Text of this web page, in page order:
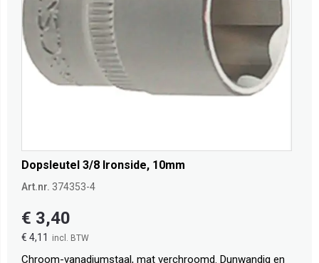
Dopsleutel 3/8 Ironside, 10mm
Art.nr. 374353-4
€ 4,11
€ 3,40
Chroom-vanadiumstaal, mat verchroomd. Dunwandig en